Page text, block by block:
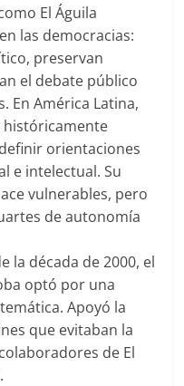
El Águila
las democracias:
preservan
el debate público
En América Latina,
históricamente
orientaciones
e intelectual.Su
vulnerables, pero
de autonomía
la década de 2000, el
optó por una
Apoyó la
que evitaban la
de El